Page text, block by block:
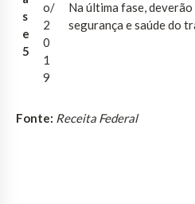
s
e
5
o/
2
0
1
9
Na última fase,
segurança e saúde do
Fonte: Receita Federal